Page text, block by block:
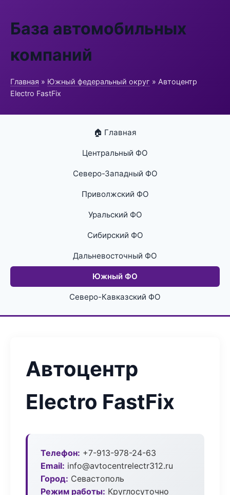
База автомобильных
компаний
Главная » Южный федеральный округ » Автоцентр
Electro FastFix
🏠 Главная
Центральный ФО
Северо-Западный ФО
Приволжский ФО
Уральский ФО
Сибирский ФО
Дальневосточный ФО
Южный ФО
Северо-Кавказский ФО
Автоцентр
Electro FastFix
Телефон: +7-913-978-24-63
Email: info@avtocentrelectr312.ru
Город: Севастополь
Режим работы: Круглосуточно